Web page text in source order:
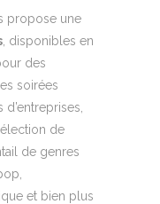
propose une
, disponibles en
des
soirées
de
de genres
et bien plus